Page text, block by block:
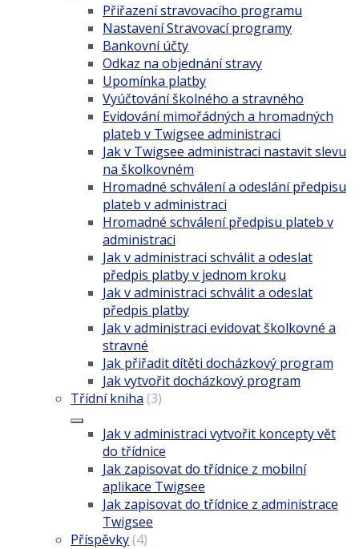
Přiřazení stravovacího programu
Nastavení Stravovací programy
Bankovní účty
Odkaz na objednání stravy
Upomínka platby
Vyúčtování školného a stravného
Evidování mimořádných a hromadných
plateb v Twigsee administraci
Jak v Twigsee administraci nastavit slevu
na školkovném
Hromadné schválení a odeslání předpisu
plateb v administraci
Hromadné schválení předpisu plateb v
administraci
Jak v administraci schválit a odeslat
předpis platby v jednom kroku
Jak v administraci schválit a odeslat
předpis platby
Jak v administraci evidovat školkovné a
stravné
Jak přiřadit dítěti docházkový program
Jak vytvořit docházkový program
Třídní kniha (3)
Jak v administraci vytvořit koncepty vět
do třídnice
Jak zapisovat do třídnice z mobilní
aplikace Twigsee
Jak zapisovat do třídnice z administrace
Twigsee
Příspěvky (4)